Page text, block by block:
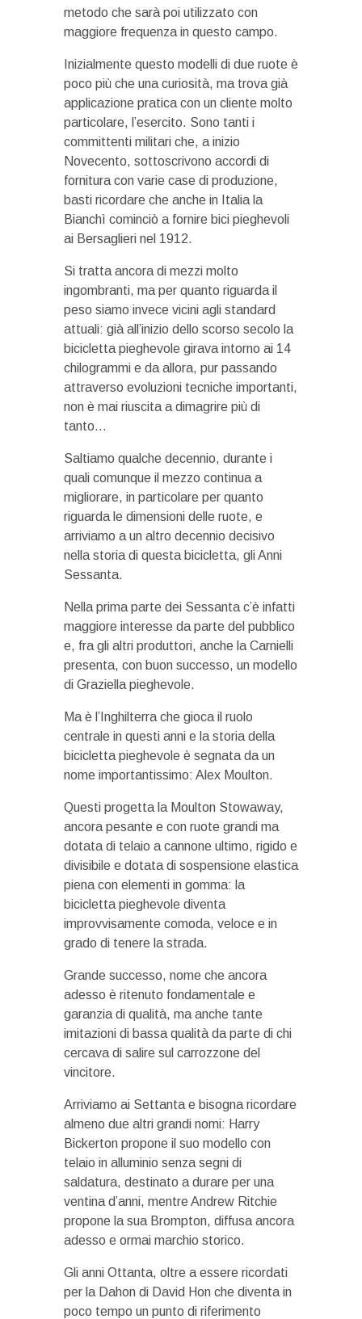
metodo che sarà poi utilizzato con
maggiore frequenza in questo campo.
Inizialmente questo modelli di due ruote è
poco più che una curiosità, ma trova già
applicazione pratica con un cliente molto
particolare, l’esercito. Sono tanti i
committenti militari che, a inizio
Novecento, sottoscrivono accordi di
fornitura con varie case di produzione,
basti ricordare che anche in Italia la
Bianchì cominciò a fornire bici pieghevoli
ai Bersaglieri nel 1912.
Si tratta ancora di mezzi molto
ingombranti, ma per quanto riguarda il
peso siamo invece vicini agli standard
attuali: già all’inizio dello scorso secolo la
bicicletta pieghevole girava intorno ai 14
chilogrammi e da allora, pur passando
attraverso evoluzioni tecniche importanti,
non è mai riuscita a dimagrire più di
tanto…
Saltiamo qualche decennio, durante i
quali comunque il mezzo continua a
migliorare, in particolare per quanto
riguarda le dimensioni delle ruote, e
arriviamo a un altro decennio decisivo
nella storia di questa bicicletta, gli Anni
Sessanta.
Nella prima parte dei Sessanta c’è infatti
maggiore interesse da parte del pubblico
e, fra gli altri produttori, anche la Carnielli
presenta, con buon successo, un modello
di Graziella pieghevole.
Ma è l’Inghilterra che gioca il ruolo
centrale in questi anni e la storia della
bicicletta pieghevole è segnata da un
nome importantissimo: Alex Moulton.
Questi progetta la Moulton Stowaway,
ancora pesante e con ruote grandi ma
dotata di telaio a cannone ultimo, rigido e
divisibile e dotata di sospensione elastica
piena con elementi in gomma: la
bicicletta pieghevole diventa
improvvisamente comoda, veloce e in
grado di tenere la strada.
Grande successo, nome che ancora
adesso è ritenuto fondamentale e
garanzia di qualità, ma anche tante
imitazioni di bassa qualità da parte di chi
cercava di salire sul carrozzone del
vincitore.
Arriviamo ai Settanta e bisogna ricordare
almeno due altri grandi nomi: Harry
Bickerton propone il suo modello con
telaio in alluminio senza segni di
saldatura, destinato a durare per una
ventina d’anni, mentre Andrew Ritchie
propone la sua Brompton, diffusa ancora
adesso e ormai marchio storico.
Gli anni Ottanta, oltre a essere ricordati
per la Dahon di David Hon che diventa in
poco tempo un punto di riferimento